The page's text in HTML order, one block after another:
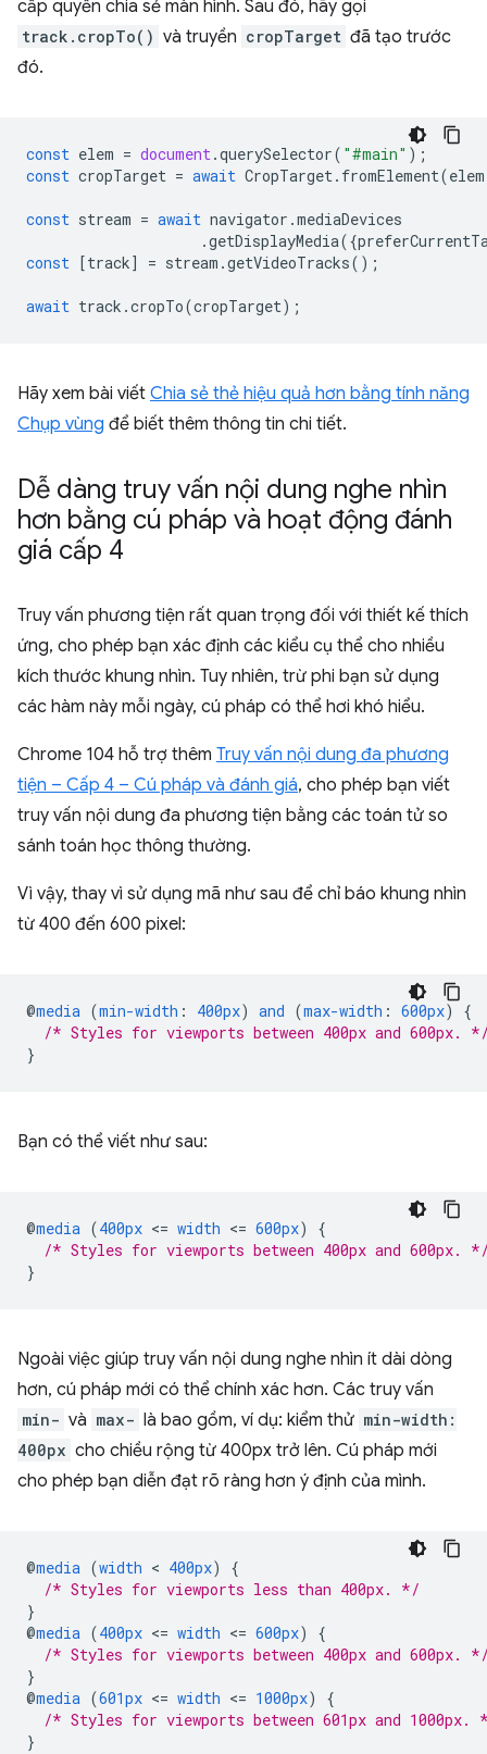
cấp quyền chia sẻ màn hình. Sau đó, hãy gọi
track.cropTo() và truyền cropTarget đã tạo trước
đó.
const elem = document.querySelector( "#main" );
const cropTarget = await CropTarget. fromElement(elem
const stream = await navigator .mediaDevices
.getDisplayMedia({
const [track] = stream .getVideoTracks();
await track .cropTo(cropTarget);
Hãy xem bài viết Chia sẻ thẻ hiệu quả hơn bằng tính năng
Chụp vùng để biết thêm thông tin chi tiết.
Dễ dàng truy vấn nội dung nghe nhìn
hơn bằng cú pháp và hoạt động đánh
giá cấp 4
Truy vấn phương tiện rất quan trọng đối với thiết kế thích
ứng, cho phép bạn xác định các kiểu cụ thể cho nhiều
kích thước khung nhìn. Tuy nhiên, trừ phi bạn sử dụng
các hàm này mỗi ngày, cú pháp có thể hơi khó hiểu.
Chrome 104 hỗ trợ thêm Truy vấn nội dung đa phương
tiện – Cấp 4 – Cú pháp và đánh giá, cho phép bạn viết
truy vấn nội dung đa phương tiện bằng các toán tử so
sánh toán học thông thường.
Vì vậy, thay vì sử dụng mã như sau để chỉ báo khung nhìn
từ 400 đến 600 pixel:
@media (min-width : 400px) and (max-width : 600px)
{
/* Styles for viewports between 400px and 600px.
}
Bạn có thể viết như sau:
@media (400px <= width <= 600px)
{
/* Styles for viewports between 400px and 600px.
}
Ngoài việc giúp truy vấn nội dung nghe nhìn ít dài dòng
hơn, cú pháp mới có thể chính xác hơn. Các truy vấn
min- và max- là bao gồm, ví dụ: kiểm thử min-width:
400px cho chiều rộng từ 400px trở lên. Cú pháp mới
cho phép bạn diễn đạt rõ ràng hơn ý định của mình.
@media (width < 400px)
{
/* Styles for viewports less than 400px. */
}
@media (400px <= width <= 600px)
{
/* Styles for viewports between 400px and 600px.
}
@media (601px <= width <= 1000px)
{
/* Styles for viewports between 601px and 1000px.
}